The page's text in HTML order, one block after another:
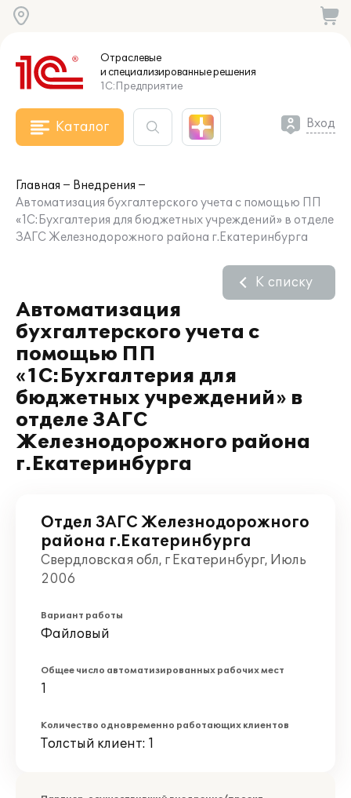
Отраслевые
и специализированныерешения
1С:Предприятие
Каталог Вход
Главная
Внедрения
Автоматизация бухгалтерского учета с помощью ПП
«1С:Бухгалтерия для бюджетных учреждений» в отделе
ЗАГС Железнодорожного района г.Екатеринбурга
Автоматизация
бухгалтерского учета с
помощью ПП
«1С:Бухгалтерия для
бюджетных учреждений» в
отделе ЗАГС
Железнодорожного района
г.Екатеринбурга
К списку
Отдел ЗАГС Железнодорожного
района г.Екатеринбурга
Свердловская обл, г Екатеринбург, Июль
2006
Вариант работы
Файловый
Общее число автоматизированных рабочих мест
1
Количество одновременно работающих клиентов
Толстый клиент: 1